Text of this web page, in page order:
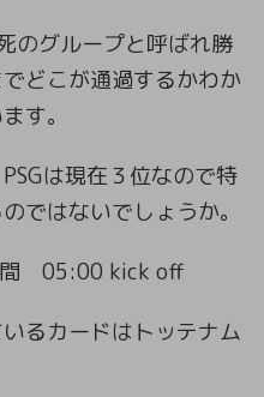
のグループと呼ばれ勝
どこが通過するかわか
す。
は現在３位なので特
ではないでしょうか。
間 05:00 kick off
るカードはトッテナム